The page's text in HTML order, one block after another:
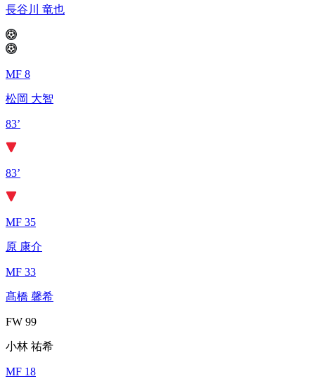
長谷川 竜也
MF 8
松岡 大智
83’
83’
MF 35
原 康介
MF 33
髙橋 馨希
FW 99
小林 祐希
MF 18